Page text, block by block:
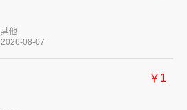
其他
2026-08-07
￥1